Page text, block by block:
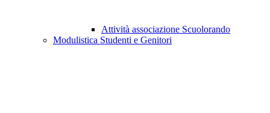
Attività associazione Scuolorando
Modulistica Studenti e Genitori